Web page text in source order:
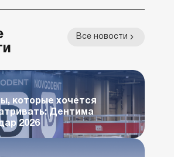
Все новости
которые хочется
Дентима
2026